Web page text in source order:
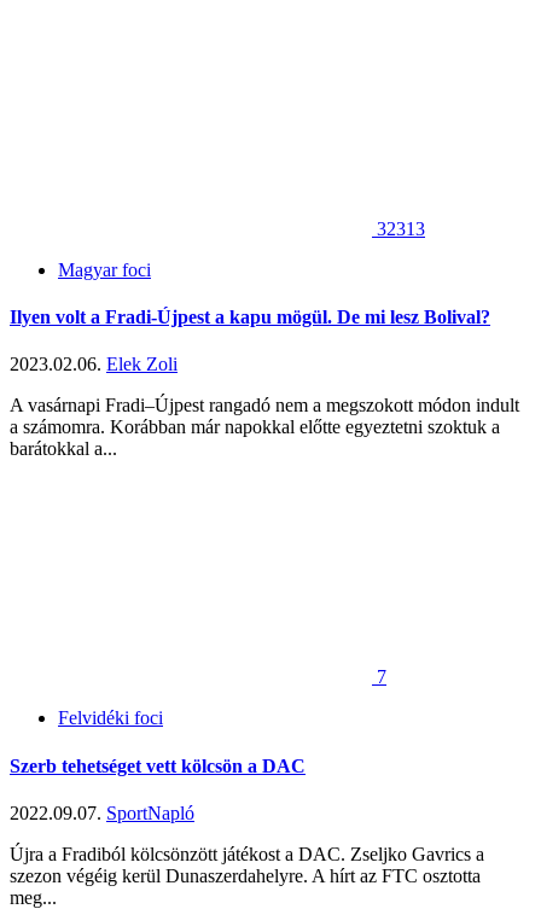
32313
Magyar foci
Ilyen volt a Fradi-Újpest a kapu mögül. De mi lesz Bolival?
2023.02.06. Elek Zoli
A vasárnapi Fradi–Újpest rangadó nem a megszokott módon indult
a számomra. Korábban már napokkal előtte egyeztetni szoktuk a
barátokkal a...
7
Felvidéki foci
Szerb tehetséget vett kölcsön a DAC
2022.09.07. SportNapló
Újra a Fradiból kölcsönzött játékost a DAC. Zseljko Gavrics a
szezon végéig kerül Dunaszerdahelyre. A hírt az FTC osztotta
meg...